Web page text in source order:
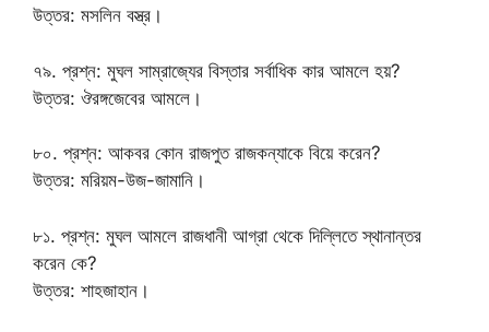
উত্তর: মসলিন বস্ত্র।
৭৯. প্রশ্ন: মুঘল সাম্রাজ্যের বিস্তার সর্বাধিক কার আমলে হয়?
উত্তর: ঔরঙ্গজেবের আমলে।
৮০. প্রশ্ন: আকবর কোন রাজপুত রাজকন্যাকে বিয়ে করেন?
উত্তর: মরিয়ম-উজ-জামানি।
৮১. প্রশ্ন: মুঘল আমলে রাজধানী আগ্রা থেকে দিল্লিতে স্থানান্তর
করেন কে?
উত্তর: শাহজাহান।